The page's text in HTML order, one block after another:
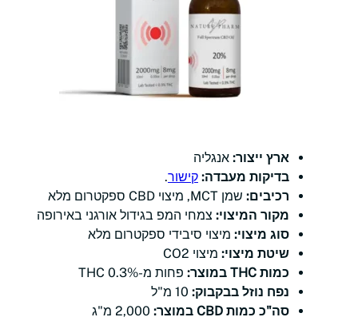
ארץ ייצור: אנגליה
בדיקות מעבדה: קישור.
רכיבים: שמן MCT, מיצוי CBD ספקטרום מלא
מקור המיצוי: צמחי המפ בגידול אורגני באירופה
סוג מיצוי: מיצוי סיבידי ספקטרום מלא
שיטת מיצוי: מיצוי CO2
כמות THC במוצר:
פחות מ-0.3% THC
נפח נוזל בבקבוק:
סה"כ כמות CBD במוצר: